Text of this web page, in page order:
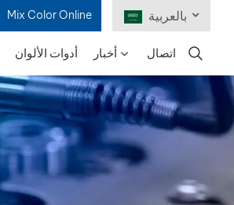
Mix Color Online بالعربية
English
Français
Deutsch
أدوات الألوان أخبار اتصال